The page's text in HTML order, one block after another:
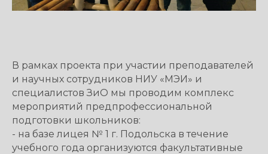
В рамках проекта при участии преподавателей
и научных сотрудников НИУ «МЭИ» и
специалистов ЗиО мы проводим комплекс
мероприятий предпрофессиональной
подготовки школьников:
- на базе лицея № 1 г. Подольска в течение
учебного года организуются факультативные